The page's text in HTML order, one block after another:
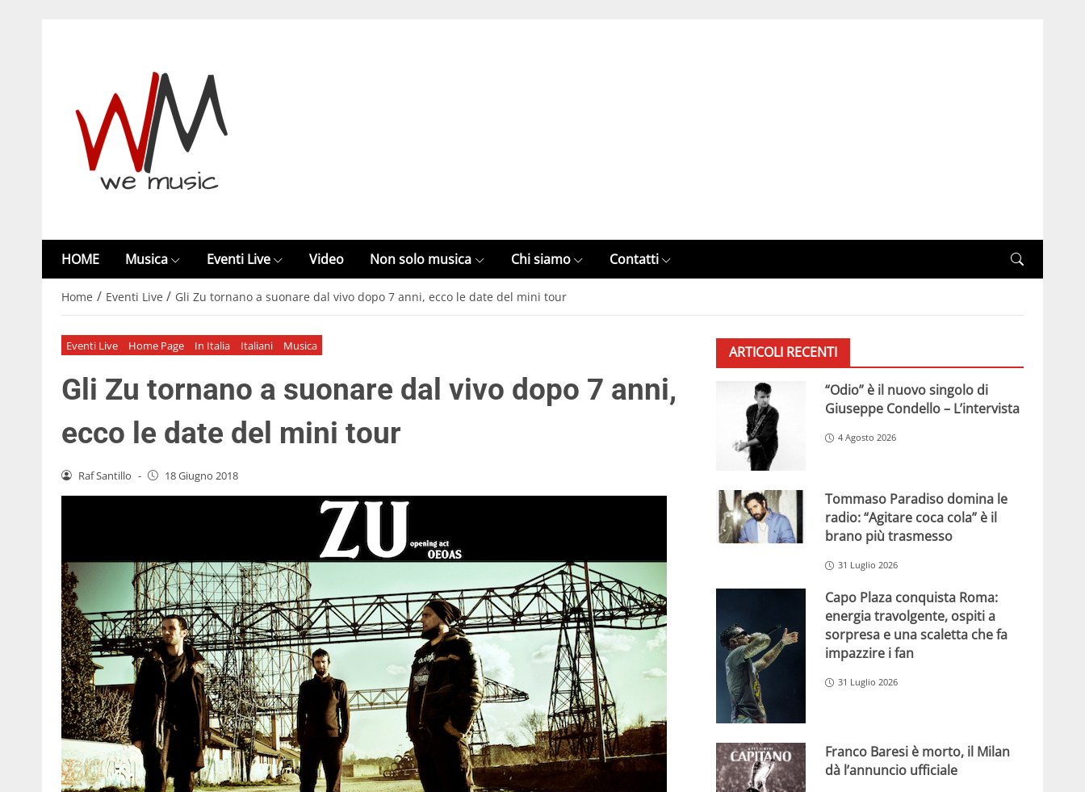
HOME Musica Eventi Live Video Non solo musica Chi siamo Contatti
Home / Eventi Live / Gli Zu tornano a suonare dal vivo dopo 7 anni, ecco le date del mini tour
Eventi Live Home Page In Italia Italiani Musica
Gli Zu tornano a suonare dal vivo dopo 7 anni,
ecco le date del mini tour
Raf Santillo - 18 Giugno 2018
ARTICOLI RECENTI
“Odio” è il nuovo singolo di
Giuseppe Condello – L’intervista
4 Agosto 2026
Tommaso Paradiso domina le
radio: “Agitare coca cola” è il
brano più trasmesso
31 Luglio 2026
Capo Plaza conquista Roma:
energia travolgente, ospiti a
sorpresa e una scaletta che fa
impazzire i fan
31 Luglio 2026
Franco Baresi è morto, il Milan
dà l’annuncio ufficiale